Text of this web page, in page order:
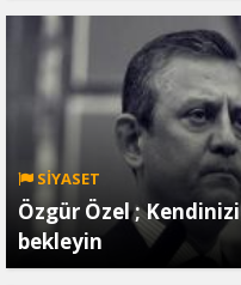
SİYASET
Özgür Özel ;
bekleyin